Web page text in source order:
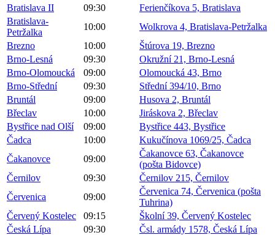
Bratislava II
09:30
Ferienčíkova 5, Bratislava
Bratislava-
Petržalka
10:00
Wolkrova 4, Bratislava-Petržalka
Brezno
10:00
Štúrova 19, Brezno
Brno-Lesná
09:30
Okružní 21, Brno-Lesná
Brno-Olomoucká
09:00
Olomoucká 43, Brno
Brno-Střední
09:30
Střední 394/10, Brno
Bruntál
09:00
Husova 2, Bruntál
Břeclav
10:00
Jiráskova 2, Břeclav
Bystřice nad Olší
09:00
Bystřice 443, Bystřice
Čadca
10:00
Kukučínova 1069/25, Čadca
Čakanovce
09:00
Čakanovce 63, Čakanovce
(pošta Bidovce)
Černilov
09:30
Černilov 215, Černilov
Červenica
09:00
Červenica 74, Červenica (pošta
Tuhrina)
Červený Kostelec
09:15
Školní 39, Červený Kostelec
Česká Lípa
09:30
Čsl. armády 1578, Česká Lípa